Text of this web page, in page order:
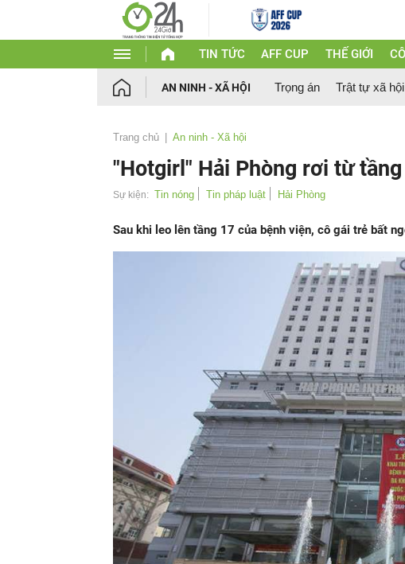
TIN TỨC AFF CUP THẾ GIỚI
AN NINH - XÃ HỘI Trọng án Trật tự xã hội
Trang chủ An ninh - Xã hội
"Hotgirl" Hải Phòng rơi từ
Sự kiện: Tin nóng Tin pháp luật Hải Phòng
Sau khi leo lên tầng 17 của bệnh viện, cô gái trẻ bất